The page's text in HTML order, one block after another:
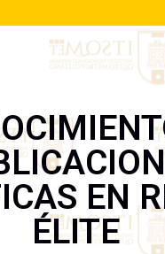
EN
ÉLITE